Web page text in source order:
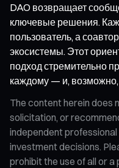
DAO возвращает
ключевые решения.
пользователь, а
экосистемы. Этот
подход стремительно
каждому — и, возможно,
The content herein does
solicitation, or
independent
investment decisions.
prohibit the use of all or